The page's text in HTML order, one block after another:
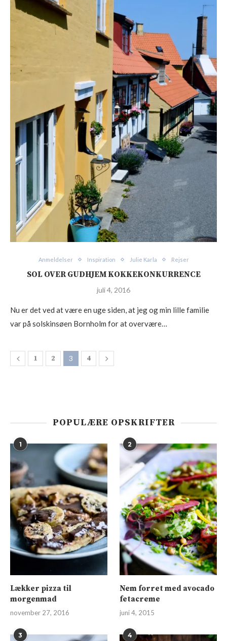
Anmeldelser Inspiration Julie Karla Rejser
SOL OVER GUDHJEM KOKKEKONKURRENCE
juli 4, 2016
Nu er det ved at være en uge siden, at jeg og min lille familie
var på solskinsøen Bornholm for at overvære…
1 2 3 4
POPULÆRE OPSKRIFTER
1
Lækker pizza til
morgenmad
november 27, 2016
2
Nem forret med avocado
fetacreme
juni 4, 2015
3 4